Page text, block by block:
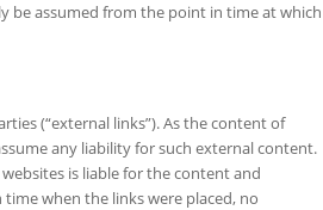
be assumed from the point in time at which
(“external links”). As the content of
any liability for such external content.
is liable for the content and
when the links were placed, no